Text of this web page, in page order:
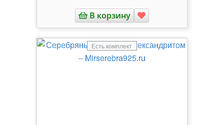
В корзину
Есть комплект